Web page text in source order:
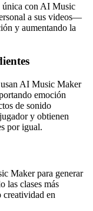
única con AI Music
a sus videos—
y aumentando la
AI Music Maker
emoción
de sonido
y obtienen
por igual.
Maker para generar
las clases más
creatividad en